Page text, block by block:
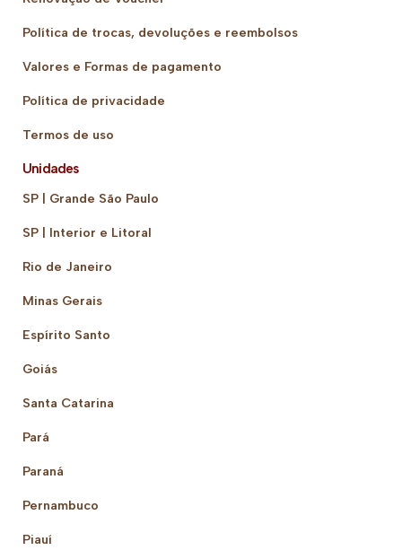
Política de trocas, devoluções e reembolsos
Valores e Formas de pagamento
Política de privacidade
Termos de uso
Unidades
SP | Grande São Paulo
SP | Interior e Litoral
Rio de Janeiro
Minas Gerais
Espírito Santo
Goiás
Santa Catarina
Pará
Paraná
Pernambuco
Piauí